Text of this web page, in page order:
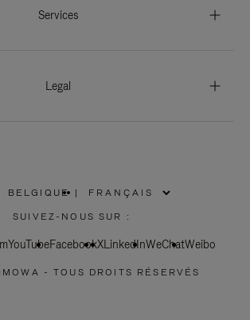
Services
Legal
BELGIQUE
SÉLECTIONNEZ
VOTRE
|
SUIVEZ-NOUS SUR :
YouTubeFacebookXLinkedInWeChatWeibo
- TOUS DROITS RÉSERVÉS